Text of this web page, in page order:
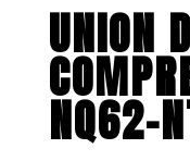
UNION
NQ62-